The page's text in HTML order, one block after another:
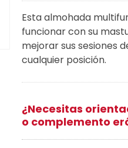
Esta almohada
funcionar con su
mejorar sus sesiones
cualquier posición.
¿Necesitas
o complemento